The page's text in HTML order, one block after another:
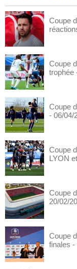
Coupe
Coupe
trophée
Coupe
- 06/04/
Coupe
LYON
Coupe
20/02/
Coupe
finales -